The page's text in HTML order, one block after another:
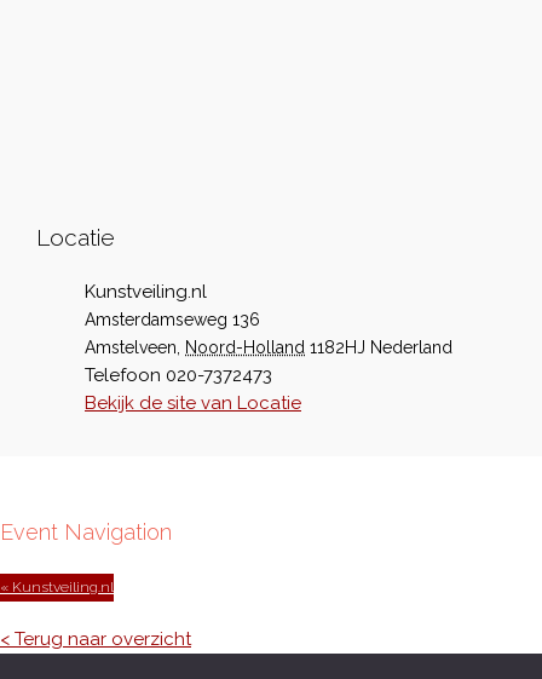
Locatie
Kunstveiling.nl
Amsterdamseweg 136
Amstelveen
Noord-Holland 1182HJ Nederland
Telefoon 020-7372473
Bekijk de site van Locatie
Event Navigation
« Kunstveiling.nl
< Terug naar overzicht